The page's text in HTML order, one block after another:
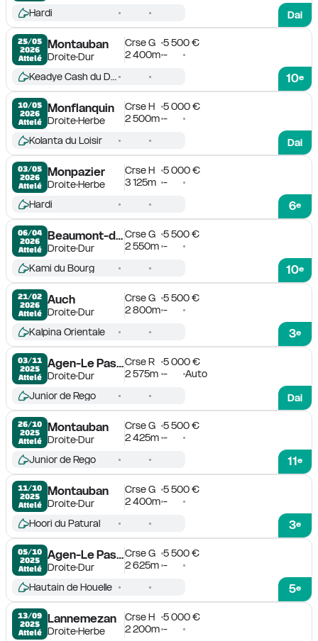
Dai
Hardi
25/05
2026
Attelé
Montauban
DroiteDur
Crse G
5 500 €
2 400m -
10e
Keadye Cash du Dan
10/05
2026
Attelé
Monflanquin
DroiteHerbe
Crse H
5 000 €
2 500m -
Dai
Kolanta du Loisir
03/05
2026
Attelé
Monpazier
DroiteHerbe
Crse H
5 000 €
3 125m -
6e
Hardi
06/04
2026
Attelé
Beaumont-de-Lomagne
DroiteDur
Crse G
5 500 €
2 550m -
10e
Kami du Bourg
21/02
2026
Attelé
Auch
DroiteDur
Crse G
5 500 €
2 800m -
3e
Kalpina Orientale
03/11
2025
Attelé
Agen-Le Passage
DroiteDur
Crse R
5 000 €
2 575m -
Auto
Dai
Junior de Rego
26/10
2025
Attelé
Montauban
DroiteDur
Crse G
5 500 €
2 425m -
11e
Junior de Rego
11/10
2025
Attelé
Montauban
DroiteDur
Crse G
5 500 €
2 400m -
3e
Hoori du Patural
05/10
2025
Attelé
Agen-Le Passage
DroiteDur
Crse G
5 500 €
2 625m -
5e
Hautain de Houelle
13/09
2025
Attelé
Lannemezan
DroiteHerbe
Crse H
5 000 €
2 200m -